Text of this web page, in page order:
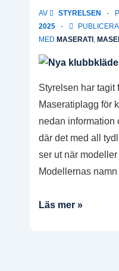
AV STYRELSEN
2025
MED MASERATI ,
Styrelsen har tagit
Maseratiplagg för
nedan information
där det med all
ser ut när
Modellernas
Nya
Läs mer »